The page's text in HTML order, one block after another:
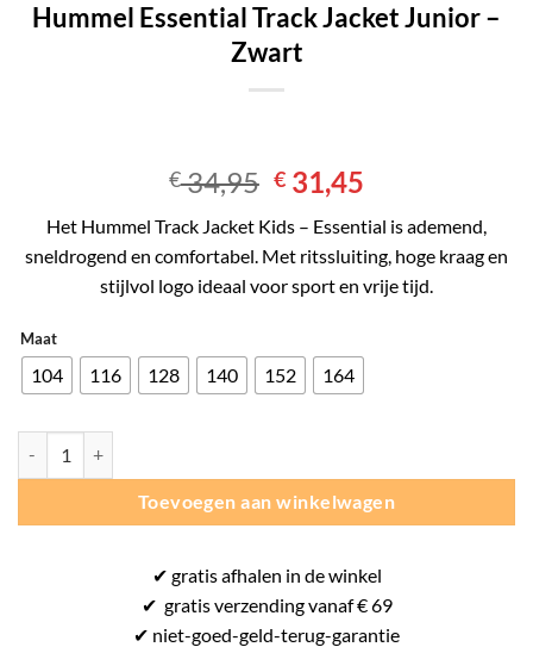
Hummel Essential Track Jacket Junior –
Zwart
€34,95 Oorspronkelijke
prijs
was:
€ 34,95.
€ 31,45
is:
€ 31,45.
Het Hummel Track Jacket Kids – Essential is ademend,
sneldrogend en comfortabel. Met ritssluiting, hoge kraag en
stijlvol logo ideaal voor sport en vrije tijd.
Maat
104 116 128 140 152 164
Toevoegen aan winkelwagen
✔ gratisafhalen in de winkel
✔ gratisverzending vanaf € 69
✔ niet-goed-geld-terug-garantie